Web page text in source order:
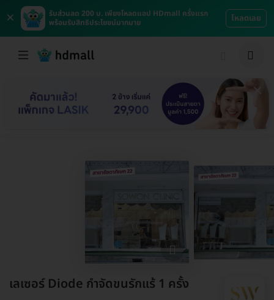
×
รับส่วนลด 200 บ. เพียงโหลดแอป HDmall ครั้งแรก
พร้อมรับสิทธิประโยชน์มากมาย
โหลดเลย
เลเซอร์ Diode กำจัดขนรักแร้ 1 ครั้ง